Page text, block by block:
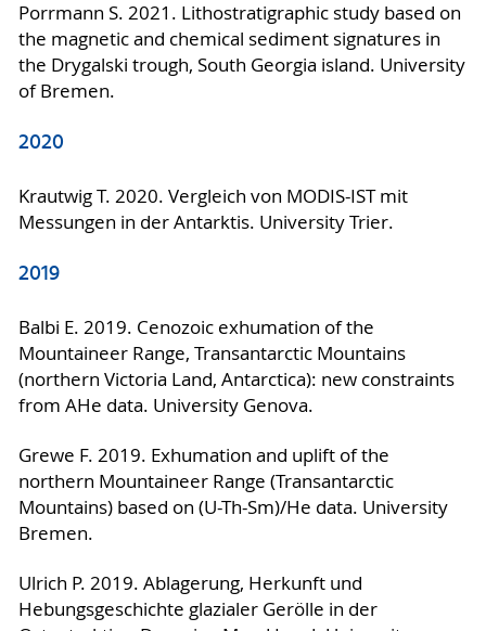
Porrmann S. 2021. Lithostratigraphic study based on
the magnetic and chemical sediment signatures in
the Drygalski trough, South Georgia island. University
of Bremen.
2020
Krautwig T. 2020. Vergleich von MODIS-IST mit
Messungen in der Antarktis. University Trier.
2019
Balbi E. 2019. Cenozoic exhumation of the
Mountaineer Range, Transantarctic Mountains
(northern Victoria Land, Antarctica): new constraints
from AHe data. University Genova.
Grewe F. 2019. Exhumation and uplift of the
northern Mountaineer Range (Transantarctic
Mountains) based on (U-Th-Sm)/He data. University
Bremen.
Ulrich P. 2019. Ablagerung, Herkunft und
Hebungsgeschichte glazialer Gerölle in der